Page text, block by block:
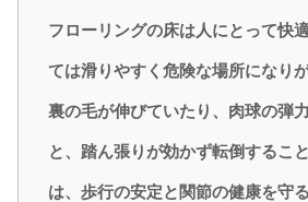
フローリングの床は人にとって快
ては滑りやすく危険な場所になり
裏の毛が伸びていたり、肉球の弾
と、踏ん張りが効かず転倒するこ
は、歩行の安定と関節の健康を守